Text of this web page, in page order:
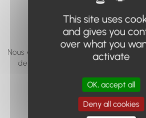
pas... ou
Nous vous invitons à utiliser le moteur
de page, ou à utiliser le menu pour
Retour à l'accueil
This site uses
and gives you
over what you
activate
OK, accept all
Deny all cookies